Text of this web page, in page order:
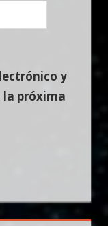
y
la próxima